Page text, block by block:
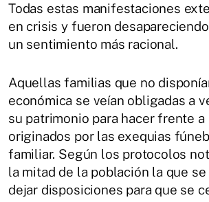
Todas estas manifestaciones
en crisis y fueron
un sentimiento más racional.
Aquellas familias que no
económica se veían obligadas a
su patrimonio para hacer frente
originados por las exequias
familiar. Según los protocolos
la mitad de la población la que
dejar disposiciones para que se